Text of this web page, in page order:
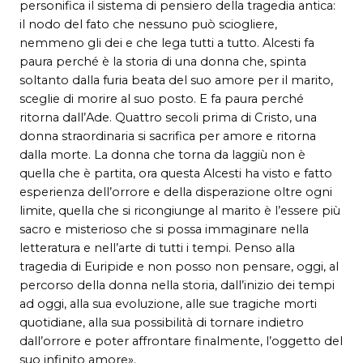
personifica il sistema di pensiero della tragedia antica:
il nodo del fato che nessuno può sciogliere,
nemmeno gli dei e che lega tutti a tutto. Alcesti fa
paura perché è la storia di una donna che, spinta
soltanto dalla furia beata del suo amore per il marito,
sceglie di morire al suo posto. E fa paura perché
ritorna dall’Ade. Quattro secoli prima di Cristo, una
donna straordinaria si sacrifica per amore e ritorna
dalla morte. La donna che torna da laggiù non è
quella che è partita, ora questa Alcesti ha visto e fatto
esperienza dell’orrore e della disperazione oltre ogni
limite, quella che si ricongiunge al marito è l’essere più
sacro e misterioso che si possa immaginare nella
letteratura e nell’arte di tutti i tempi. Penso alla
tragedia di Euripide e non posso non pensare, oggi, al
percorso della donna nella storia, dall’inizio dei tempi
ad oggi, alla sua evoluzione, alle sue tragiche morti
quotidiane, alla sua possibilità di tornare indietro
dall’orrore e poter affrontare finalmente, l’oggetto del
suo infinito amore».